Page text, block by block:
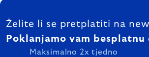
FOOTER
Želite li se pretplatiti na
Poklanjamo vam besplatnu
Maksimalno 2x tjedno